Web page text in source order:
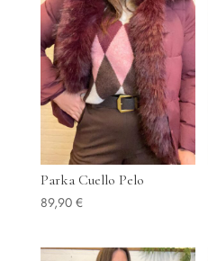
Parka Cuello Pelo
89,90 €